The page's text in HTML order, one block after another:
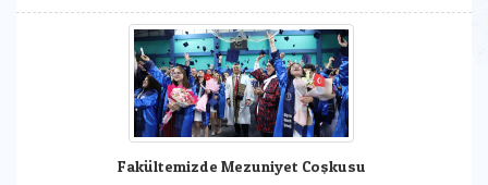
Fakültemizde Mezuniyet Coşkusu